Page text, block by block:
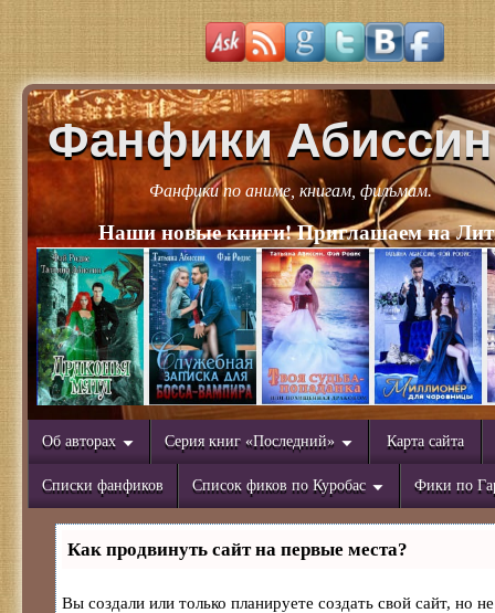
Фанфики Абиссин
Фанфики по аниме, книгам, фильмам.
Наши новые книги! Приглашаем на
Об авторах Серия книг «Последний» Карта сайта
Списки фанфиков Список фиков по Куробас Фики по
Как продвинуть сайт на первые места?
Вы создали или только планируете создать свой сайт, но